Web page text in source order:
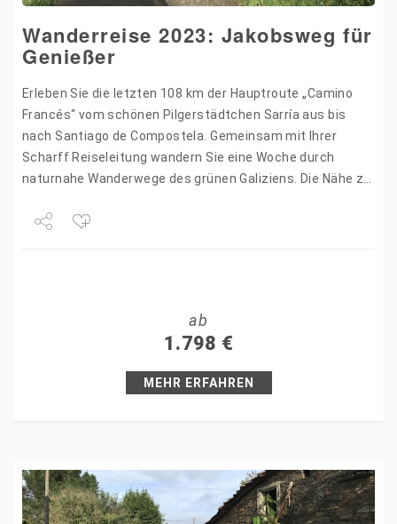
Wanderreise 2023: Jakobsweg für
Genießer
Erleben Sie die letzten 108 km der Hauptroute „Camino
Francés“ vom schönen Pilgerstädtchen Sarría aus bis
nach Santiago de Compostela. Gemeinsam mit Ihrer
Scharff Reiseleitung wandern Sie eine Woche durch
naturnahe Wanderwege des grünen Galiziens. Die Nähe zu
ab
1.798 €
MEHR ERFAHREN